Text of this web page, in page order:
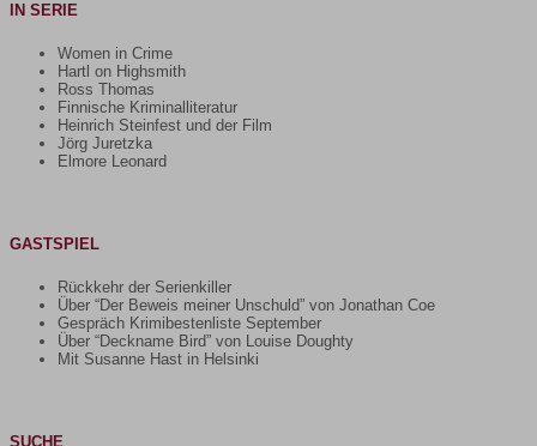
IN SERIE
Women in Crime
Hartl on Highsmith
Ross Thomas
Finnische Kriminalliteratur
Heinrich Steinfest und der Film
Jörg Juretzka
Elmore Leonard
GASTSPIEL
Rückkehr der Serienkiller
Über “Der Beweis meiner Unschuld” von Jonathan Coe
Gespräch Krimibestenliste September
Über “Deckname Bird” von Louise Doughty
Mit Susanne Hast in Helsinki
SUCHE